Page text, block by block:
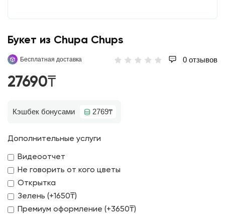
Букет из Chupa Chups
Бесплатная доставка 0 отзывов
27690₸
Кэшбек бонусами 2769₸
Дополнительные услуги
Видеоотчет
Не говорить от кого цветы
Открытка
Зелень (+1650₸)
Премиум оформление (+3650₸)